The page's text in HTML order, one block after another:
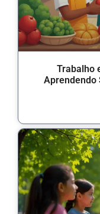
Trabalho
Aprendendo